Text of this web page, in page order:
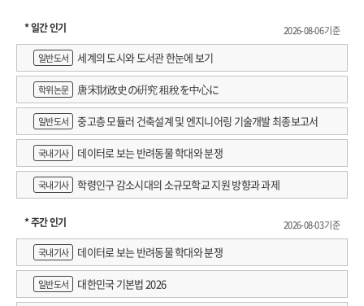
* 일간 인기
2026-08-06 기준
일반도서
세계의 도시와 도서관 한눈에 보기
학위논문 唐宋財政史の硏究 租稅を中心に
일반도서 중고층 모듈러 건축설계 및 엔지니어링 기술개발 최종보고서
국내기사 데이터로 보는 반려동물 학대와 분쟁
국내기사 학령인구 감소시대의 소규모학교 지원 방향과 과제
* 주간 인기
2026-08-03 기준
국내기사
데이터로 보는 반려동물 학대와 분쟁
일반도서 대한민국 기본법 2026